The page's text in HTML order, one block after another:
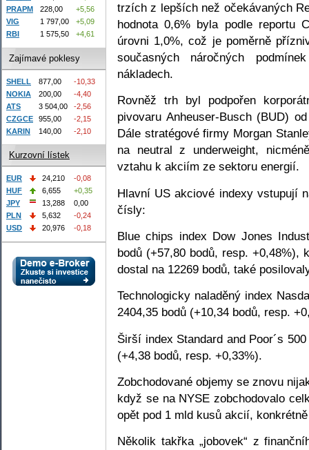
trzích z lepších než očekávaných
hodnota 0,6% byla podle reportu
úrovni 1,0%, což je poměrně
současných náročných
nákladech.
Rovněž trh byl podpořen
pivovaru Anheuser-Busch (BUD)
Dále stratégové firmy Morgan
na neutral z underweight,
vztahu k akciím ze sektoru energií.
Hlavní US akciové indexy vstupují
čísly:
Blue chips index Dow Jones
bodů (+57,80 bodů, resp.
dostal na 12269 bodů, také
Technologicky naladěný index
2404,35 bodů (+10,34 bodů, resp.
Širší index Standard and Poor´s
(+4,38 bodů, resp. +0,33%).
Zobchodované objemy se znovu
když se na NYSE zobchodovalo
opět pod 1 mld kusů akcií,
Několik takřka „jobovek“ z
PRAPM
228,00
+5,56
VIG
1 797,00
+5,09
RBI
1 575,50 +4,61
Zajímavé poklesy
SHELL 877,00
-10,33
NOKIA
200,00
-4,40
ATS
3 504,00
-2,56
CZGCE
955,00
-2,15
KARIN
140,00 -2,10
Kurzovní lístek
EUR 24,210
-0,08
HUF
6,655
+0,35
JPY
13,288
0,00
PLN
5,632
-0,24
USD
20,976 -0,18